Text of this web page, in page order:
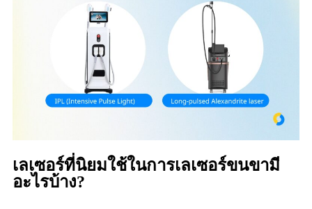
เลเซอร์ที่นิยมใช้ในการเลเซอร์ขนขามี
อะไรบ้าง?